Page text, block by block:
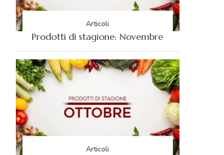
Articoli
Prodotti di stagione: Novembre
Articoli